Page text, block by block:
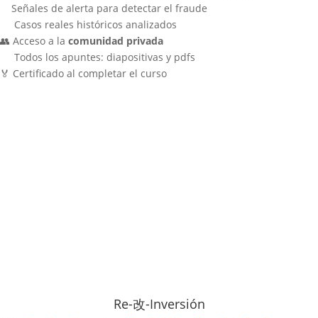
Señales de alerta para detectar el fraude
Casos reales históricos analizados
👥 Acceso a la comunidad privada
Todos los apuntes: diapositivas y pdfs
🏅 Certificado al completar el curso
Re-改-Inversión